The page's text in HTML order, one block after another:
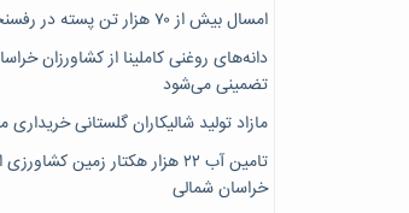
امسال بیش از ۷۰ هزار تن پسته در رفسنجان برداشت می‌شود
دانه‌های روغنی کاملینا از کشاورزان
تضمینی می‌شود
مازاد تولید شالیکاران گلستانی
تامین آب ۲۲ هزار هکتار زمین
خراسان شمالی